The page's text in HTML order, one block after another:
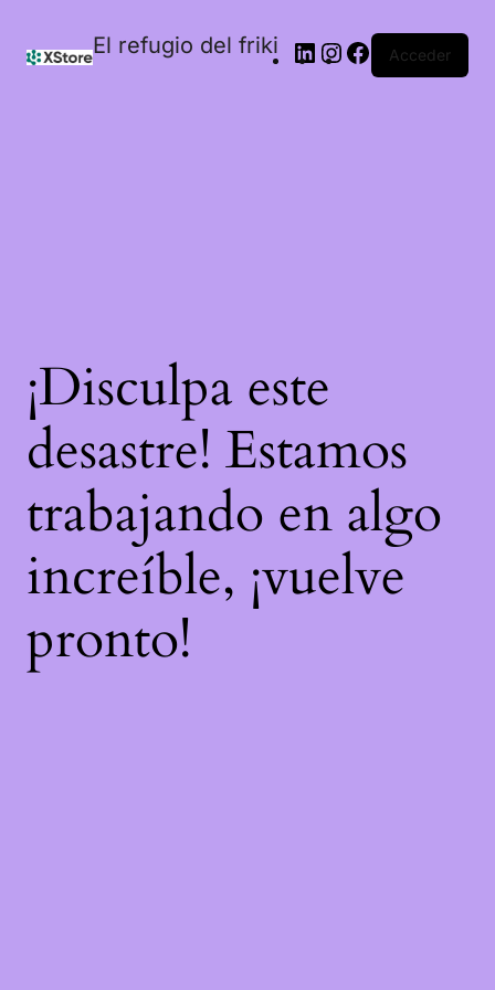
El refugio del friki Acceder
¡Disculpa este
desastre! Estamos
trabajando en algo
increíble, ¡vuelve
pronto!